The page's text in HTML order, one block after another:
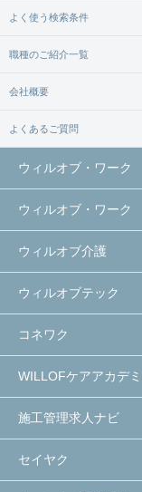
よく使う検索条件
職種のご紹介一覧
会社概要
よくあるご質問
ウィルオブ・ワーク
ウィルオブ・ワーク
ウィルオブ介護
ウィルオブテック
コネワク
WILLOFケアアカデ
施工管理求人ナビ
セイヤク